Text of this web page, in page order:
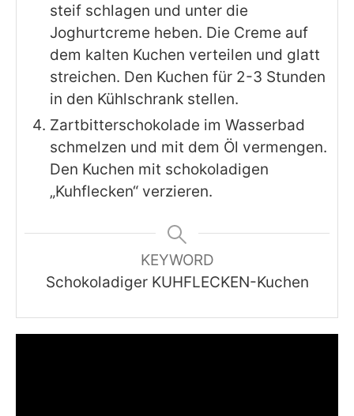
steif schlagen und unter die
Joghurtcreme heben. Die Creme auf
dem kalten Kuchen verteilen und glatt
streichen. Den Kuchen für 2-3 Stunden
in den Kühlschrank stellen.
Zartbitterschokolade im Wasserbad
schmelzen und mit dem Öl vermengen.
Den Kuchen mit schokoladigen
„Kuhflecken“ verzieren.
KEYWORD
Schokoladiger KUHFLECKEN-Kuchen